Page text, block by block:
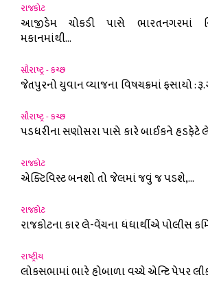
રાજકોટ
આજીડેમ ચોકડી પાસે ભારતનગરમાં
મકાનમાંથી...
સૌરાષ્ટ્ર - કચ્છ
જેતપુરનો યુવાન વ્યાજના વિષચક્રમાં ફસાયો :
સૌરાષ્ટ્ર - કચ્છ
પડધરીના સણોસરા પાસે કારે બાઈકને હડફેટે
રાજકોટ
એક્ટિવિસ્ટ બનશો તો જેલમાં જવું જ પડશે,...
રાજકોટ
રાજકોટના કાર લે-વેંચના ધંધાર્થીએ પોલીસ
રાષ્ટ્રીય
લોકસભામાં ભારે હોબાળા વચ્ચે એન્ટિ પેપર